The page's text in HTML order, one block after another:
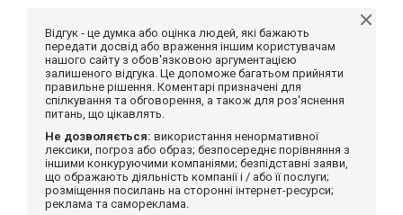
Відгук - це думка або оцінка людей, які бажають
передати досвід або враження іншим користувачам
нашого сайту з обов'язковою аргументацією
залишеного відгука. Це допоможе багатьом прийняти
правильне рішення. Коментарі призначені для
спілкування та обговорення, а також для роз'яснення
питань, що цікавлять.
Не дозволяється: використання ненормативної
лексики, погроз або образ; безпосереднє порівняння з
іншими конкуруючими компаніями; безпідставні заяви,
що ображають діяльність компанії і / або її послуги;
розміщення посилань на сторонні інтернет-ресурси;
реклама та самореклама.